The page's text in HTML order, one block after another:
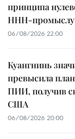
принципа
ННН-промыслу
06/08/2026 22:00
Куангнинь
превысила
ПИИ, получив
США
06/08/2026 20:00